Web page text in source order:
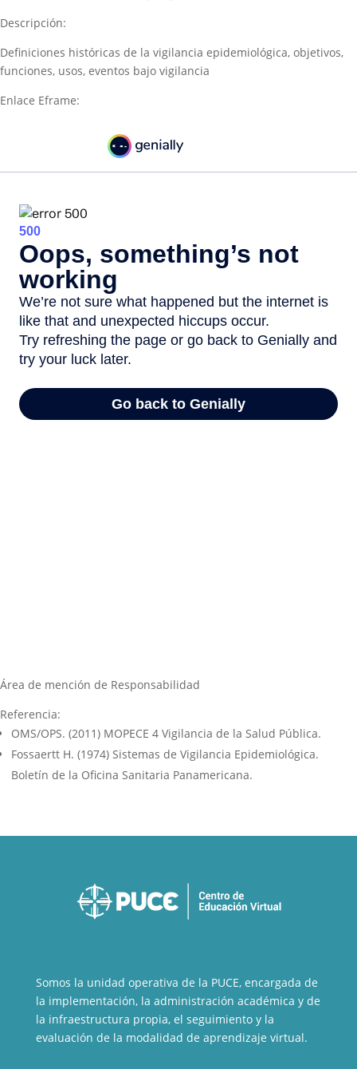
Descripción:
Definiciones históricas de la vigilancia epidemiológica, objetivos,
funciones, usos, eventos bajo vigilancia
Enlace Eframe:
Área de mención de Responsabilidad
Referencia:
OMS/OPS. (2011) MOPECE 4 Vigilancia de la Salud Pública.
Fossaertt H. (1974) Sistemas de Vigilancia Epidemiológica.
Boletín de la Oficina Sanitaria Panamericana.
Somos la unidad operativa de la PUCE, encargada de
la implementación, la administración académica y de
la infraestructura propia, el seguimiento y la
evaluación de la modalidad de aprendizaje virtual.